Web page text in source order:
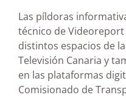
Las píldoras
técnico de
distintos espacios de
Televisión Canaria y
en las plataformas
Comisionado de